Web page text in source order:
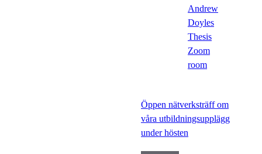
Andrew
Doyles
Thesis
Zoom
room
Öppen nätverksträff om
våra utbildningsupplägg
under hösten